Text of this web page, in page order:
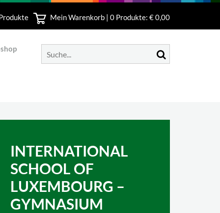
Mein Warenkorb | 0 Produkte: € 0,00
INTERNATIONAL
SCHOOL OF
LUXEMBOURG –
GYMNASIUM